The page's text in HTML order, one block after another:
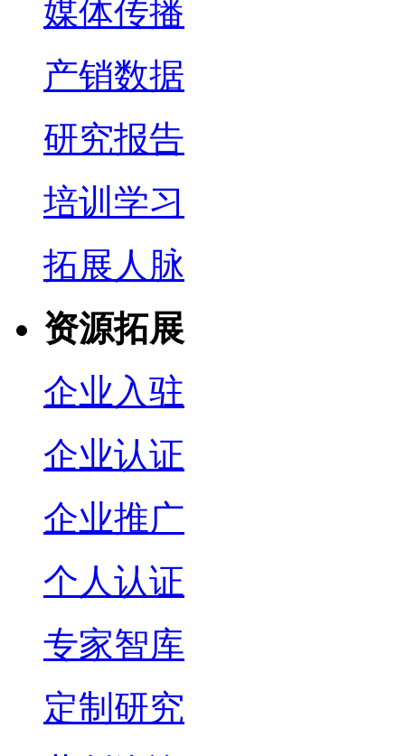
媒体传播
产销数据
研究报告
培训学习
拓展人脉
资源拓展
企业入驻
企业认证
企业推广
个人认证
专家智库
定制研究